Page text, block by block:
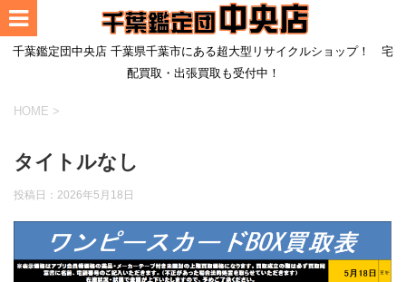
千葉鑑定団中央店 千葉県千葉市にある超大型リサイクルショップ！ 宅
配買取・出張買取も受付中！
HOME >
タイトルなし
投稿日： 2026年5月18日